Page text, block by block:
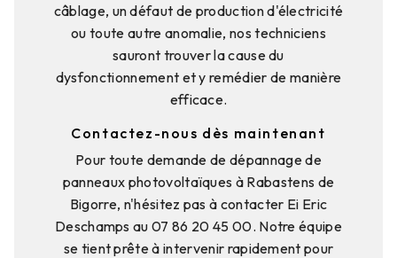
câblage, un défaut de production d'électricité
ou toute autre anomalie, nos techniciens
sauront trouver la cause du
dysfonctionnement et y remédier de manière
efficace.
Contactez-nous dès maintenant
Pour toute demande de dépannage de
panneaux photovoltaïques à Rabastens de
Bigorre, n'hésitez pas à contacter Ei Eric
Deschamps au 07 86 20 45 00. Notre équipe
se tient prête à intervenir rapidement pour